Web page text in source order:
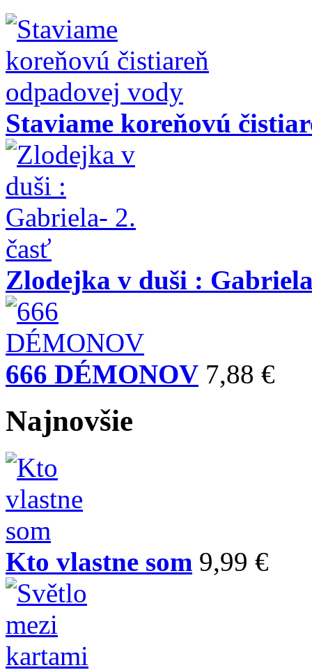
Staviame koreňovú
Zlodejka v duši :
666 DÉMONOV 7,88 €
Najnovšie
Kto vlastne som 9,99 €